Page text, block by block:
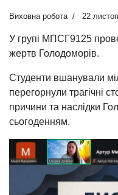
Виховна робота 22
У групі МПСГ9125
жертв Голодоморів.
Студенти вшанували
перегорнули трагічні
причини та наслідки
сьогоденням.